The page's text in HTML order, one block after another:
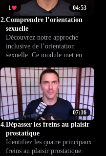
04:53
1
2.Comprendre l’orientation
sexuelle
Découvrez notre approche
inclusive de l’orientation
sexuelle. Ce module met en
toutes et tous, pour explorer le
plaisir anal en toute confiance
et sans jugement.
07:16
4.Dépasser les freins au plaisir
prostatique
Identifiez les quatre principaux
freins au plaisir prostatique.